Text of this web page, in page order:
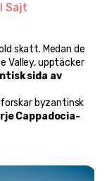
Sajt
skatt. Medan de
Valley, upptäcker
sida av
byzantinsk
Cappadocia-